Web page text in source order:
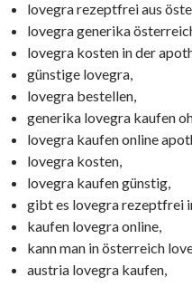
lovegra rezeptfrei aus
lovegra generika
lovegra kosten in der
günstige lovegra,
lovegra bestellen,
generika lovegra kaufen
lovegra kaufen online
lovegra kosten,
lovegra kaufen günstig,
gibt es lovegra rezeptfrei
kaufen lovegra online,
kann man in österreich
austria lovegra kaufen,